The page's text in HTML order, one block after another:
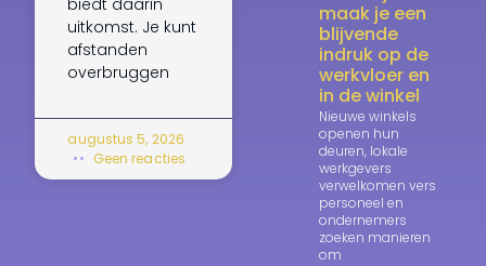
uitkomst. Je kunt
afstanden
overbruggen
augustus 5, 2026
Geen reacties
maak je een
blijvende
indruk op de
werkvloer en
in de winkel
Nieuwe winkels
openen hun
deuren, lokale
werkgevers
verwelkomen vers
personeel en
ondernemers
zoeken manieren
om